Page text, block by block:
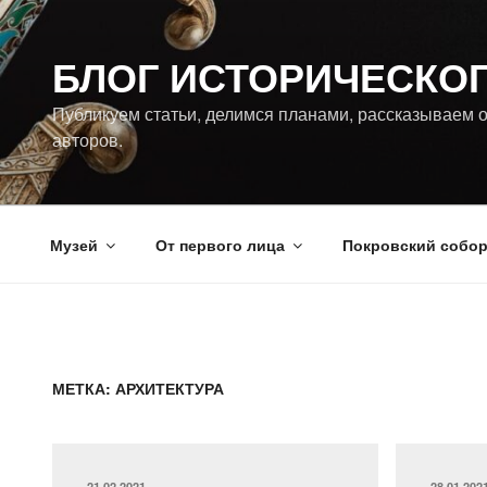
Перейти
к
содержимому
БЛОГ
Публикуем статьи, делимся планами, рассказываем
авторов.
Музей От первого лица Покровский собор
МЕТКА: АРХИТЕКТУРА